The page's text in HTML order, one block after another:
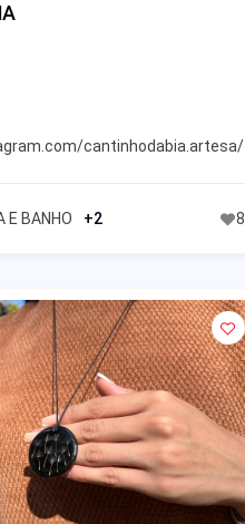
cantinhodabia.artesa/
E BANHO +2 8